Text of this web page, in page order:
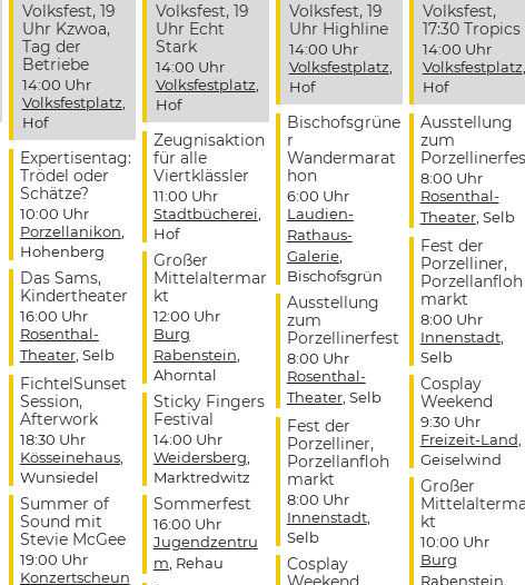
Volksfest, 19
Uhr Kzwoa,
Tag der
Betriebe
14:00 Uhr
Volksfestplatz,
Hof
Expertisentag:
Trödel oder
Schätze?
10:00 Uhr
Porzellanikon,
Hohenberg
Das Sams,
Kindertheater
16:00 Uhr
Rosenthal-
Theater, Selb
FichtelSunset
Session,
Afterwork
18:30 Uhr
Kösseinehaus,
Wunsiedel
Summer of
Sound mit
Stevie McGee
19:00 Uhr
Konzertscheun
Volksfest, 19
Uhr Echt
Stark
14:00 Uhr
Volksfestplatz,
Hof
Zeugnisaktion
für alle
Viertklässler
11:00 Uhr
Stadtbücherei,
Hof
Großer
Mittelaltermar
kt
12:00 Uhr
Burg
Rabenstein,
Ahorntal
Sticky Fingers
Festival
14:00 Uhr
Weidersberg,
Marktredwitz
Sommerfest
16:00 Uhr
Jugendzentru
m, Rehau
Volksfest, 19
Uhr Highline
14:00 Uhr
Volksfestplatz,
Hof
Bischofsgrüne
r
Wandermarat
hon
6:00 Uhr
Laudien-
Rathaus-
Galerie,
Bischofsgrün
Ausstellung
zum
Porzellinerfest
8:00 Uhr
Rosenthal-
Theater, Selb
Fest der
Porzelliner,
Porzellanfloh
markt
8:00 Uhr
Innenstadt,
Selb
Cosplay
Volksfest,
17:30 Tropics
14:00 Uhr
Volksfestplatz,
Hof
Ausstellung
zum
8:00 Uhr
Rosenthal-
Theater, Selb
Fest der
Porzelliner,
Porzellanfloh
markt
8:00 Uhr
Innenstadt,
Selb
Cosplay
Weekend
9:30 Uhr
Freizeit-Land,
Geiselwind
Großer
kt
10:00 Uhr
Burg
Rabenstein,